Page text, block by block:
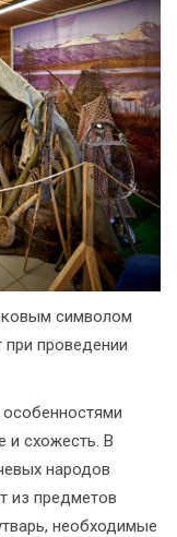
символом
проведении
особенностями
и схожесть. В
народов
из предметов
необходимые